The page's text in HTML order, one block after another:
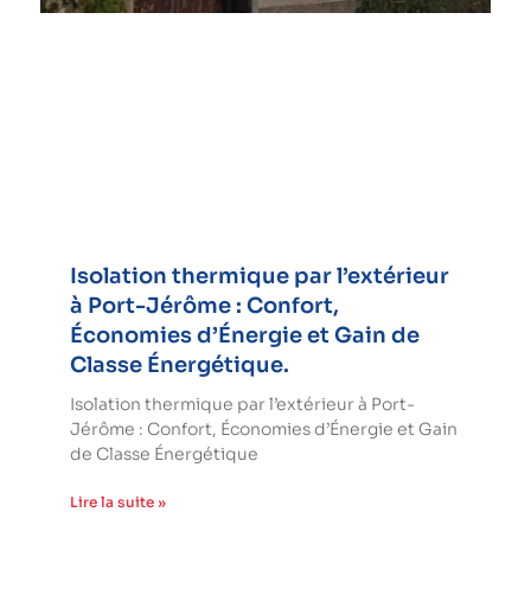
Isolation thermique par l’extérieur
à Port-Jérôme : Confort,
Économies d’Énergie et Gain de
Classe Énergétique.
Isolation thermique par l’extérieur à Port-
Jérôme : Confort, Économies d’Énergie et Gain
de Classe Énergétique
Lire la suite »